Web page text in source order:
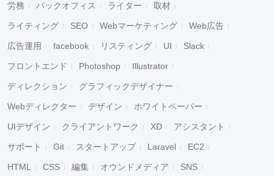
労務 バックオフィス ライター 取材
ライティング SEO Webマーケティング Web広告
広告運用 facebook リスティング UI Slack
フロントエンド Photoshop Illustrator
ディレクション グラフィックデザイナー
Webディレクター デザイン ホワイトペーパー
UIデザイン クライアントワーク XD アシスタント
サポート Git スタートアップ Laravel EC2
HTML CSS 編集 オウンドメディア SNS